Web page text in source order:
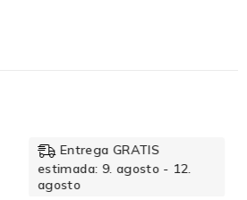
Entrega GRATIS
estimada: 9. agosto - 12.
agosto